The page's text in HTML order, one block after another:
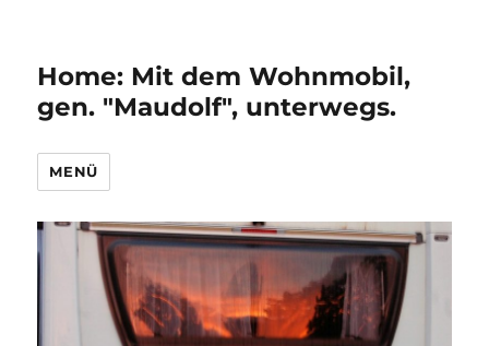
Home: Mit dem Wohnmobil,
gen. "Maudolf", unterwegs.
MENÜ